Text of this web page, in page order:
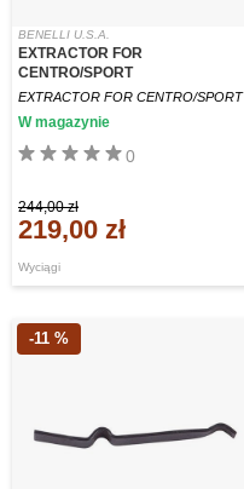
BENELLI U.S.A.
EXTRACTOR FOR
CENTRO/SPORT
EXTRACTOR FOR CENTRO/SPORT
Wyciągi
0
W magazynie
244,00 zł
219,00 zł
-11 %